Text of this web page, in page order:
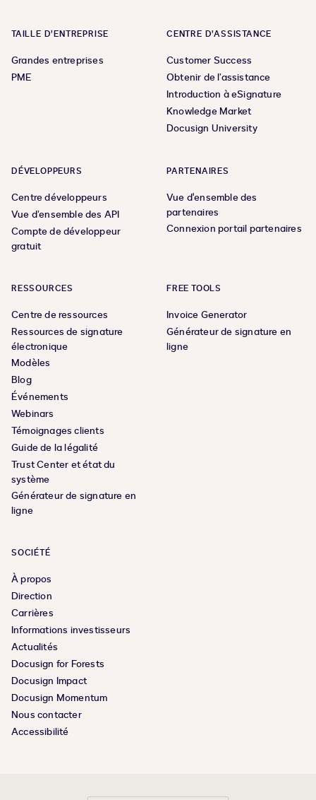
TAILLE D’ENTREPRISE
Grandes entreprises
PME
CENTRE D’ASSISTANCE
Customer Success
Obtenir de l’assistance
Introduction à eSignature
Knowledge Market
Docusign University
DÉVELOPPEURS
Centre développeurs
Vue d’ensemble des API
Compte de développeur
gratuit
PARTENAIRES
Vue d'ensemble des
partenaires
Connexion portail partenaires
RESSOURCES
Centre de ressources
Ressources de signature
électronique
Modèles
Blog
Événements
Webinars
Témoignages clients
Guide de la légalité
Trust Center et état du
système
Générateur de signature en
ligne
FREE TOOLS
Invoice Generator
Générateur de signature en
ligne
SOCIÉTÉ
À propos
Direction
Carrières
Informations investisseurs
Actualités
Docusign for Forests
Docusign Impact
Docusign Momentum
Nous contacter
Accessibilité